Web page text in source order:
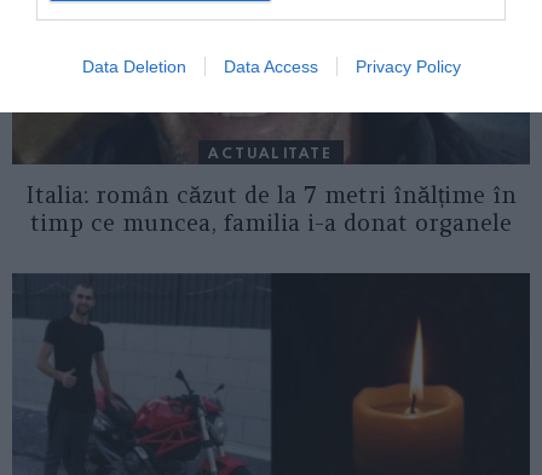
Data Deletion Data Access Privacy Policy
ACTUALITATE
Italia: român căzut de la 7 metri înălțime în
timp ce muncea, familia i-a donat organele